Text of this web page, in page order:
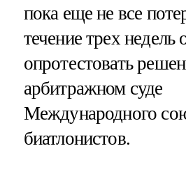
пока еще не все
течение трех недель
опротестовать
арбитражном суде
Международного
биатлонистов.